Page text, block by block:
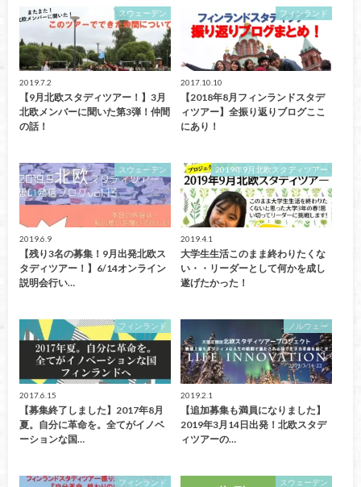
スウェーデン
2019.7.2
【9月北欧スタディツアー！】3月
北欧メンバーに聞いた第3弾！仲間
の話！
フィンランド
2017.10.10
【2018年8月フィンランドスタデ
ィツアー】全振り返りブログここ
にあり！
スウェーデン
2019.6.9
【残り3名の募集！9月出発北欧ス
タディツアー！】6/14オンライン
説明会行い…
2019年9月北欧スタディツアー
2019.4.1
大学生生活このまま終わりたくな
い・・リーダーとして何かを成し
遂げたかった！
フィンランド
2017.6.15
【募集終了しました】2017年8月
夏。自分に革命を。全てがイノベ
ーションな国…
ノルウェー
2019.2.1
【追加募集も満員になりました】
2019年3月14日出発！北欧スタデ
ィツアーの…
フィンランド スウェーデン